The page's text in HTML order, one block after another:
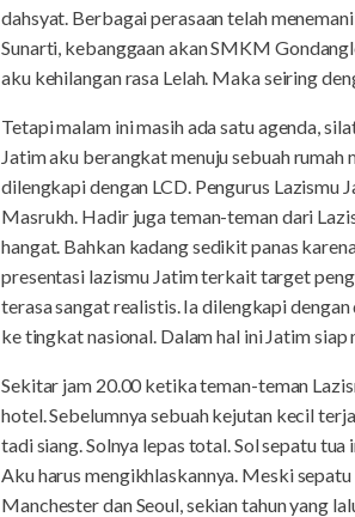
dahsyat. Berbagai perasaan telah
Sunarti, kebanggaan akan SMKM
aku kehilangan rasa Lelah. Maka seiring
Tetapi malam ini masih ada satu agenda,
Jatim aku berangkat menuju sebuah
dilengkapi dengan LCD. Pengurus Lazismu
Masrukh. Hadir juga teman-teman dari
hangat. Bahkan kadang sedikit panas
presentasi lazismu Jatim terkait target
terasa sangat realistis. Ia dilengkapi
ke tingkat nasional. Dalam hal ini Jatim
Sekitar jam 20.00 ketika teman-teman
hotel. Sebelumnya sebuah kejutan kecil
tadi siang. Solnya lepas total. Sol sepatu
Aku harus mengikhlaskannya. Meski
Manchester dan Seoul, sekian tahun yang